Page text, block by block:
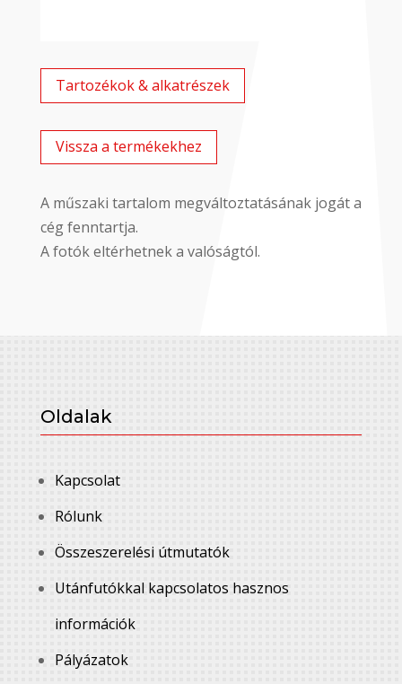
Tartozékok & alkatrészek
Vissza a termékekhez
A műszaki tartalom megváltoztatásának jogát a
cég fenntartja.
A fotók eltérhetnek a valóságtól.
Oldalak
Kapcsolat
Rólunk
Összeszerelési útmutatók
Utánfutókkal kapcsolatos hasznos
információk
Pályázatok